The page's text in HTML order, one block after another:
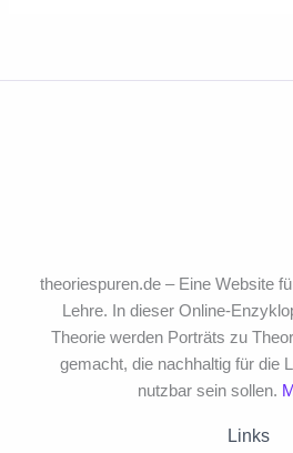
theoriespuren.de – Eine Website
Lehre. In dieser Online-
Theorie werden Porträts zu
gemacht, die nachhaltig für die
nutzbar sein sollen.
Links